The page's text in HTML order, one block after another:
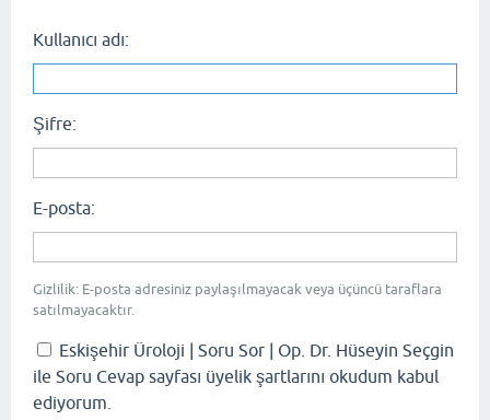
Kullanıcı adı:
Şifre:
E-posta:
Gizlilik: E-posta adresiniz paylaşılmayacak veya üçüncü taraflara
satılmayacaktır.
Eskişehir Üroloji | Soru Sor | Op. Dr. Hüseyin Seçgin
ile Soru Cevap sayfası üyelik şartlarını okudum kabul
ediyorum.